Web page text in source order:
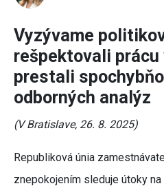
Vyzývame
rešpektovali prácu
prestali
odborných analýz
(V Bratislave, 26. 8. 2025)
Republiková únia
znepokojením sleduje útoky